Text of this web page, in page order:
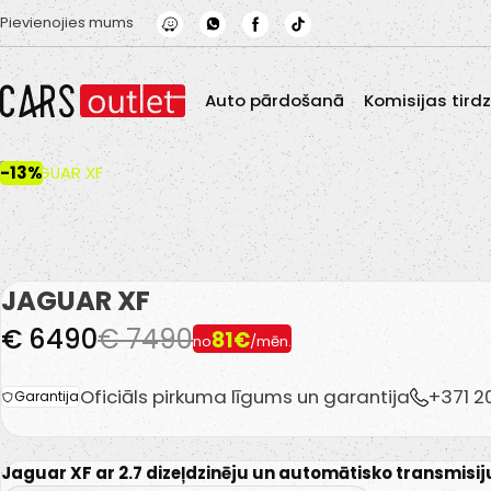
Skip to main content
Pievienojies mums
Auto pārdošanā Komisijas
-13%
JAGUAR XF
no81€/mēn.
€ 7490
€ 6490
GarantijaOficiāls pirkuma līgums un garantija +371
Jaguar XF ar 2.7 dizeļdzinēju un automātisko